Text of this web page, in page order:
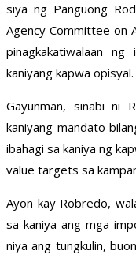
siya ng Panguong
Agency Committee on
pinagkakatiwalaan
kaniyang kapwa opisyal.
Gayunman, sinabi ni
kaniyang mandato
ibahagi sa kaniya ng
value targets sa
Ayon kay Robredo,
sa kaniya ang mga
niya ang tungkulin,